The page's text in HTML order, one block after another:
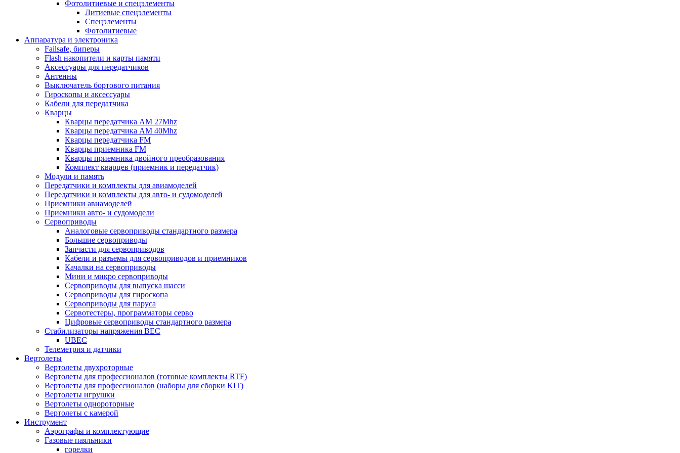
Фотолитиевые и спецэлементы
Литиевые спецэлементы
Спецэлементы
Фотолитиевые
Аппаратура и электроника
Failsafe, биперы
Flash накопители и карты памяти
Аксессуары для передатчиков
Антенны
Выключатель бортового питания
Гироскопы и аксессуары
Кабели для передатчика
Кварцы
Кварцы передатчика AM 27Mhz
Кварцы передатчика AM 40Mhz
Кварцы передатчика FM
Кварцы приемника FM
Кварцы приемника двойного преобразования
Комплект кварцев (приемник и передатчик)
Модули и память
Передатчики и комплекты для авиамоделей
Передатчики и комплекты для авто- и судомоделей
Приемники авиамоделей
Приемники авто- и судомодели
Сервоприводы
Аналоговые сервоприводы стандартного размера
Большие сервоприводы
Запчасти для сервоприводов
Кабели и разъемы для сервоприводов и приемников
Качалки на сервоприводы
Мини и микро сервоприводы
Сервоприводы для выпуска шасси
Сервоприводы для гироскопа
Сервоприводы для паруса
Сервотестеры, программаторы серво
Цифровые сервоприводы стандартного размера
Стабилизаторы напряжения BEC
UBEC
Телеметрия и датчики
Вертолеты
Вертолеты двухроторные
Вертолеты для профессионалов (готовые комплекты RTF)
Вертолеты для профессионалов (наборы для сборки KIT)
Вертолеты игрушки
Вертолеты однороторные
Вертолеты с камерой
Инструмент
Аэрографы и комплектующие
Газовые паяльники
горелки